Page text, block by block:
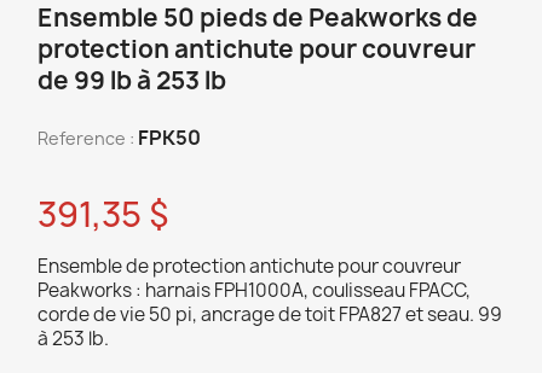
Ensemble 50 pieds de Peakworks de
protection antichute pour couvreur
de 99 lb à 253 lb
Reference : FPK50
391,35 $
Ensemble de protection antichute pour couvreur
Peakworks : harnais FPH1000A, coulisseau FPACC,
corde de vie 50 pi, ancrage de toit FPA827 et seau. 99
à 253 lb.